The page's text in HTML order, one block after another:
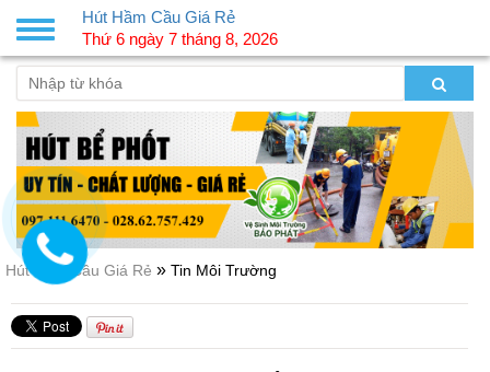
Hút Hầm Cầu Giá Rẻ » Tin Môi Trường
Toggle
navigation
Hút Hầm Cầu Giá Rẻ
Thứ 6 ngày 7 tháng 8, 2026